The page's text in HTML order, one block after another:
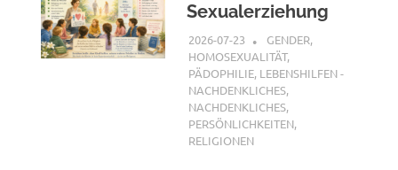
Sexualerziehung
2026-07-23 XX
GENDER,
HOMOSEXUALITÄT,
PÄDOPHILIE, LEBENSHILFEN -
NACHDENKLICHES,
NACHDENKLICHES,
PERSÖNLICHKEITEN,
RELIGIONEN